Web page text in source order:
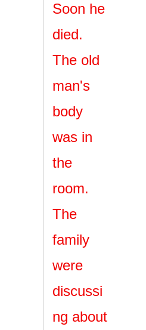
Soon he
died.
The old
man's
body
was in
the
room.
The
family
were
discussi
ng about